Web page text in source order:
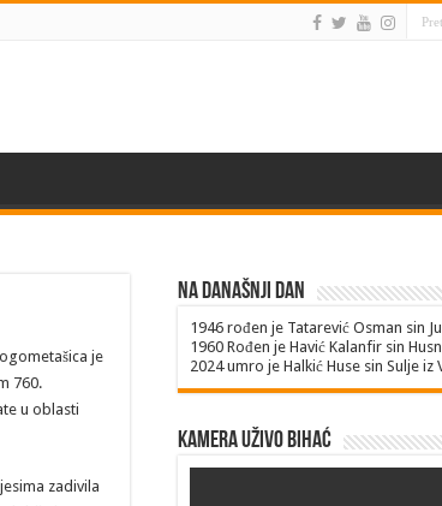
je
760.
u oblasti
zadivila
Na današnji dan
1946 rođen je Tatarević Osman sin
1960 Rođen je Havić Kalanfir sin
2024 umro je Halkić Huse sin Sulje iz
Kamera uživo Bihać